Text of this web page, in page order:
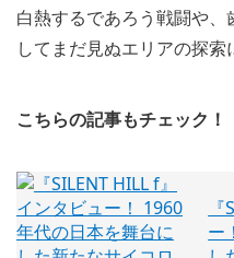
白熱するであろう戦闘や
してまだ見ぬエリアの探索
こちらの記事もチェック！
ー